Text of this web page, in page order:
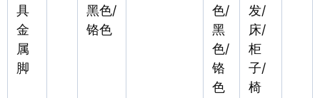
具
金
属
脚
黑色/
铬色
色/
黑
色/
铬
色
发/
床/
柜
子/
椅